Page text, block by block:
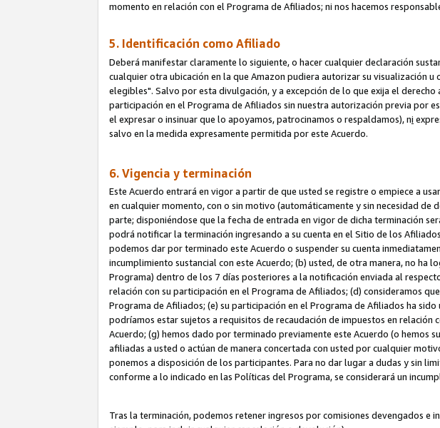
momento en relación con el Programa de Afiliados; ni nos hacemos
5. Identificación como Afiliado
Deberá manifestar claramente lo siguiente, o hacer cualquier declaración
cualquier otra ubicación en la que Amazon pudiera autorizar su visualización
elegibles". Salvo por esta divulgación, y a excepción de lo que exija el
participación en el Programa de Afiliados sin nuestra autorización previa por
el expresar o insinuar que lo apoyamos, patrocinamos o respaldamos), ni
salvo en la medida expresamente permitida por este Acuerdo.
6. Vigencia y terminación
Este Acuerdo entrará en vigor a partir de que usted se registre o empiece a
en cualquier momento, con o sin motivo (automáticamente y sin necesidad
parte; disponiéndose que la fecha de entrada en vigor de dicha terminación
podrá notificar la terminación ingresando a su cuenta en el Sitio de los
podemos dar por terminado este Acuerdo o suspender su cuenta
incumplimiento sustancial con este Acuerdo; (b) usted, de otra manera, no
Programa) dentro de los 7 días posteriores a la notificación enviada al
relación con su participación en el Programa de Afiliados; (d) consideramos
Programa de Afiliados; (e) su participación en el Programa de Afiliados ha
podríamos estar sujetos a requisitos de recaudación de impuestos en
Acuerdo; (g) hemos dado por terminado previamente este Acuerdo (o hemos
afiliadas a usted o actúan de manera concertada con usted por cualquier
ponemos a disposición de los participantes. Para no dar lugar a dudas y sin
conforme a lo indicado en las Políticas del Programa, se considerará un
Tras la terminación, podemos retener ingresos por comisiones devengados